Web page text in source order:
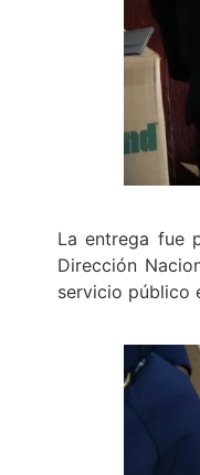
La entrega fue
Dirección
servicio público